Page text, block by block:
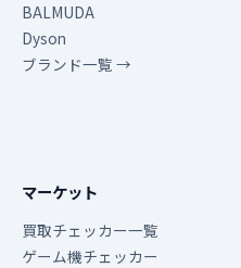
BALMUDA
Dyson
ブランド一覧 →
マーケット
買取チェッカー一覧
ゲーム機チェッカー